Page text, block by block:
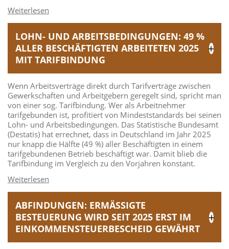
LOHN- UND ARBEITSBEDINGUNGEN: 49 %
ALLER BESCHÄFTIGTEN ARBEITETEN 2025
MIT TARIFBINDUNG
Wenn Arbeitsverträge direkt durch Tarifverträge zwischen
Gewerkschaften und Arbeitgebern geregelt sind, spricht man
von einer sog. Tarifbindung. Wer als Arbeitnehmer
tarifgebunden ist, profitiert von Mindeststandards bei seinen
Lohn- und Arbeitsbedingungen. Das Statistische Bundesamt
(Destatis) hat errechnet, dass in Deutschland im Jahr 2025
nur knapp die Hälfte (49 %) aller Beschäftigten in einem
tarifgebundenen Betrieb beschäftigt war. Damit blieb die
Tarifbindung im Vergleich zu den Vorjahren konstant.
ABFINDUNGEN: ERMÄSSIGTE B
ESTEUERUNG WIRD SEIT 2025 ERST IM E
INKOMMENSTEUERBESCHEID GEWÄHRT